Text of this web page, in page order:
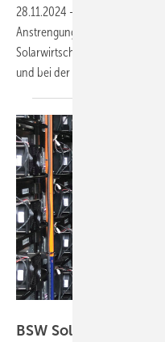
28.11.2024 -
Anstrengungen auch einer
Solarwirtschaft hat
und bei der
BSW Solar kritisiert